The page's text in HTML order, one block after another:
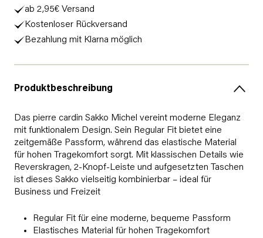
ab 2,95€ Versand
Kostenloser Rückversand
Bezahlung mit Klarna möglich
Produktbeschreibung
Das pierre cardin Sakko Michel vereint moderne Eleganz
mit funktionalem Design. Sein Regular Fit bietet eine
zeitgemäße Passform, während das elastische Material
für hohen Tragekomfort sorgt. Mit klassischen Details wie
Reverskragen, 2-Knopf-Leiste und aufgesetzten Taschen
ist dieses Sakko vielseitig kombinierbar – ideal für
Business und Freizeit
Regular Fit für eine moderne, bequeme Passform
Elastisches Material für hohen Tragekomfort